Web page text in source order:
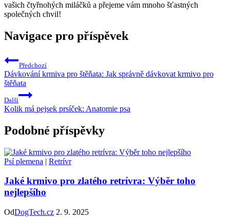
vašich čtyřnohých miláčků a‌ přejeme vám mnoho šťastných
společných​ chvil!
Navigace pro příspěvek
Předchozí
Dávkování krmiva pro štěňata: Jak správně dávkovat krmivo pro
štěňata
Další
Kolik má pejsek prsíček: Anatomie psa
Podobné příspěvky
Psí plemena | Retrívr
Jaké krmivo pro zlatého retrívra: Výběr toho
nejlepšího
OdDogTech.cz 2. 9. 2025